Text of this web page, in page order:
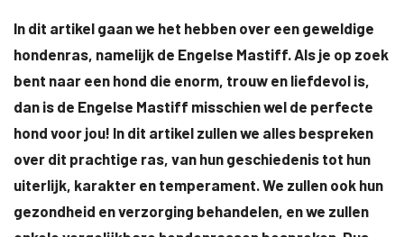
In dit artikel gaan we het hebben over een geweldige
hondenras, namelijk de Engelse Mastiff. Als je op zoek
bent naar een hond die enorm, trouw en liefdevol is,
dan is de Engelse Mastiff misschien wel de perfecte
hond voor jou! In dit artikel zullen we alles bespreken
over dit prachtige ras, van hun geschiedenis tot hun
uiterlijk, karakter en temperament. We zullen ook hun
gezondheid en verzorging behandelen, en we zullen